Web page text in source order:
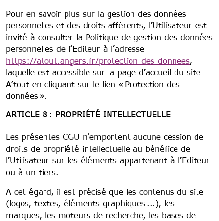
Pour en savoir plus sur la gestion des données
personnelles et des droits afférents, l’Utilisateur est
invité à consulter la Politique de gestion des données
personnelles de l’Editeur à l’adresse
https://atout.angers.fr/protection-des-donnees,
laquelle est accessible sur la page d’accueil du site
A’tout en cliquant sur le lien « Protection des
données ».
ARTICLE 8 : PROPRIÉTÉ INTELLECTUELLE
Les présentes CGU n’emportent aucune cession de
droits de propriété intellectuelle au bénéfice de
l’Utilisateur sur les éléments appartenant à l’Editeur
ou à un tiers.
A cet égard, il est précisé que les contenus du site
(logos, textes, éléments graphiques ...), les
marques, les moteurs de recherche, les bases de